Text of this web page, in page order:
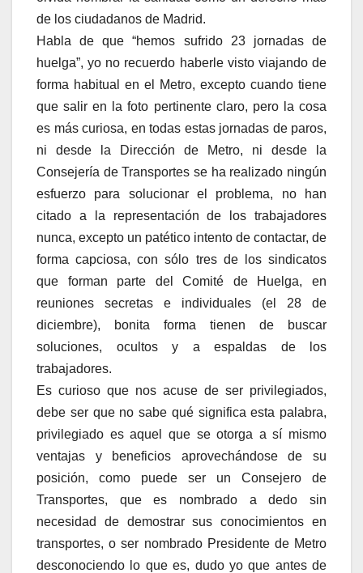
de los ciudadanos de Madrid.
Habla de que “hemos sufrido 23 jornadas de
huelga”, yo no recuerdo haberle visto viajando de
forma habitual en el Metro, excepto cuando tiene
que salir en la foto pertinente claro, pero la cosa
es más curiosa, en todas estas jornadas de paros,
ni desde la Dirección de Metro, ni desde la
Consejería de Transportes se ha realizado ningún
esfuerzo para solucionar el problema, no han
citado a la representación de los trabajadores
nunca, excepto un patético intento de contactar, de
forma capciosa, con sólo tres de los sindicatos
que forman parte del Comité de Huelga, en
reuniones secretas e individuales (el 28 de
diciembre), bonita forma tienen de buscar
soluciones, ocultos y a espaldas de los
trabajadores.
Es curioso que nos acuse de ser privilegiados,
debe ser que no sabe qué significa esta palabra,
privilegiado es aquel que se otorga a sí mismo
ventajas y beneficios aprovechándose de su
posición, como puede ser un Consejero de
Transportes, que es nombrado a dedo sin
necesidad de demostrar sus conocimientos en
transportes, o ser nombrado Presidente de Metro
desconociendo lo que es, dudo yo que antes de